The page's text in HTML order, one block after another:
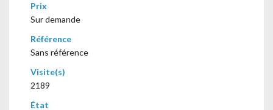
Prix
Sur demande
Référence
Sans référence
Visite(s)
2189
État